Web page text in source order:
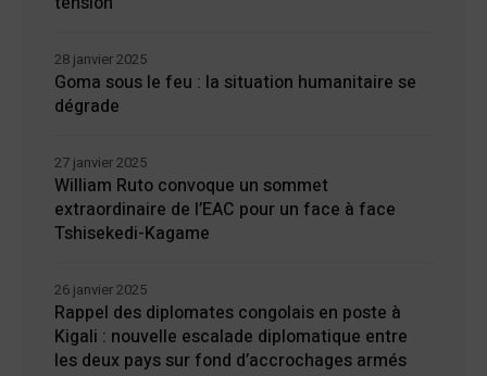
Goma sous le feu : la situation humanitaire se
dégrade
28 janvier 2025
William Ruto convoque un sommet
extraordinaire de l’EAC pour un face à face
Tshisekedi-Kagame
27 janvier 2025
Rappel des diplomates congolais en poste à
Kigali : nouvelle escalade diplomatique entre
les deux pays sur fond d’accrochages armés
26 janvier 2025